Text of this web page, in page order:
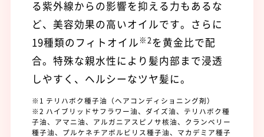
る紫外線からの影響を抑える力もあるな
ど、美容効果の高いオイルです。さらに
19種類のフィトオイル ※2 を黄金比で配
合。特殊な親水性により髪内部まで浸透
しやすく、ヘルシーなツヤ髪に。
※1 テリハボク種子油（ヘアコンディショニング剤）
※2 ハイブリッドサフラワー油、ダイズ油、テリハボク種
子油、アマニ油、アルガニアスピノサ核油、クランベリー
種子油、プルケネチアボルビリス種子油、マカデミア種子